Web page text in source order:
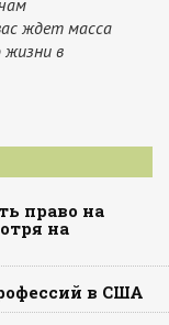
ждет масса
жизни в
право на
на
в США